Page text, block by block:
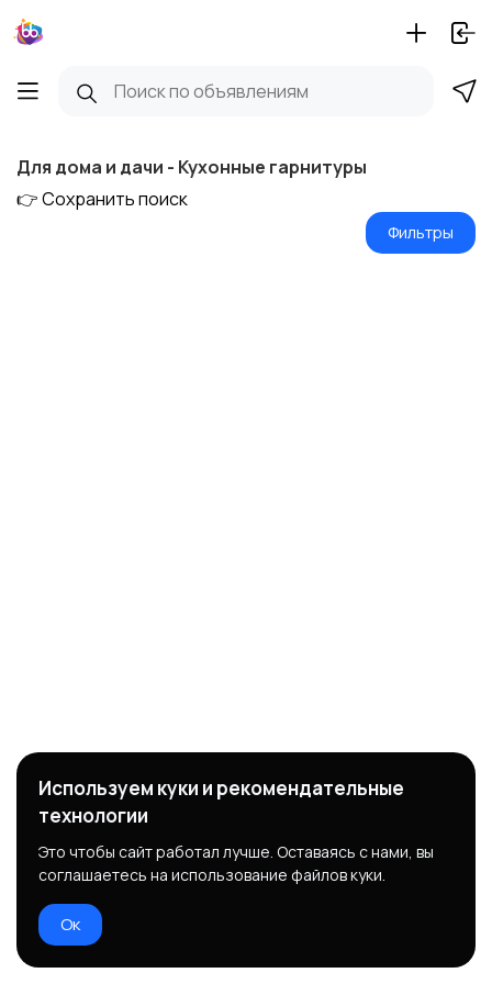
Для дома и дачи - Кухонные гарнитуры
👉 Сохранить поиск
Фильтры
Используем куки и рекомендательные
технологии
Это чтобы сайт работал лучше. Оставаясь с нами, вы
соглашаетесь на использование файлов куки.
Ок